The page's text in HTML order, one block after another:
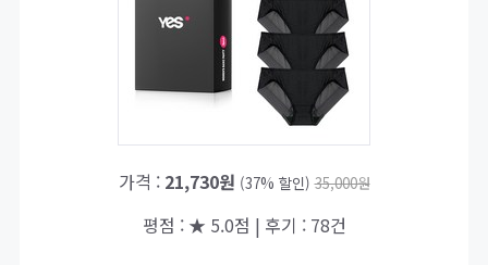
가격 : 21,730원 (37% 할인) 35,000원
평점 : ★ 5.0점 | 후기 : 78건